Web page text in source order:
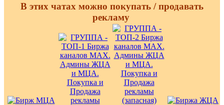
В этих чатах можно покупать / продавать
рекламу